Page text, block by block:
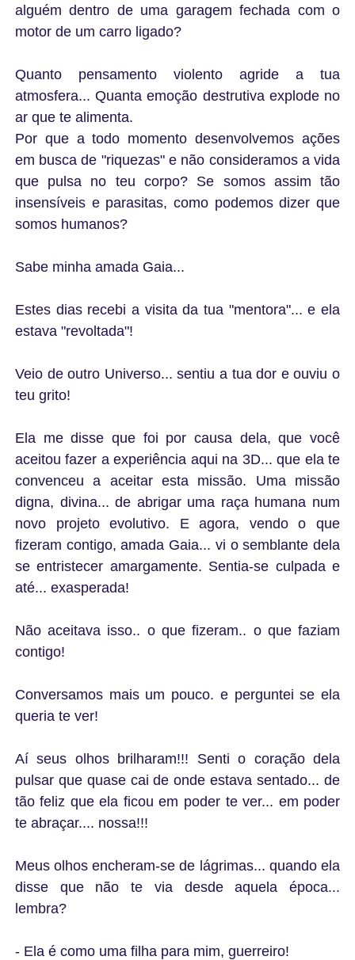
alguém dentro de uma garagem fechada com o
motor de um carro ligado?
Quanto pensamento violento agride a tua
atmosfera... Quanta emoção destrutiva explode no
ar que te alimenta.
Por que a todo momento desenvolvemos ações
em busca de "riquezas" e não consideramos a vida
que pulsa no teu corpo? Se somos assim tão
insensíveis e parasitas, como podemos dizer que
somos humanos?
Sabe minha amada Gaia...
Estes dias recebi a visita da tua "mentora"... e ela
estava "revoltada"!
Veio de outro Universo... sentiu a tua dor e ouviu o
teu grito!
Ela me disse que foi por causa dela, que você
aceitou fazer a experiência aqui na 3D... que ela te
convenceu a aceitar esta missão. Uma missão
digna, divina... de abrigar uma raça humana num
novo projeto evolutivo. E agora, vendo o que
fizeram contigo, amada Gaia... vi o semblante dela
se entristecer amargamente. Sentia-se culpada e
até... exasperada!
Não aceitava isso.. o que fizeram.. o que faziam
contigo!
Conversamos mais um pouco. e perguntei se ela
queria te ver!
Aí seus olhos brilharam!!! Senti o coração dela
pulsar que quase cai de onde estava sentado... de
tão feliz que ela ficou em poder te ver... em poder
te abraçar.... nossa!!!
Meus olhos encheram-se de lágrimas... quando ela
disse que não te via desde aquela época...
lembra?
- Ela é como uma filha para mim, guerreiro!